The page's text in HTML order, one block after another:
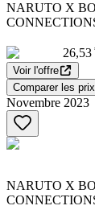
NARUTO X
26,53
Voir l'offre
Comparer les prix
Novembre 2023
NARUTO X